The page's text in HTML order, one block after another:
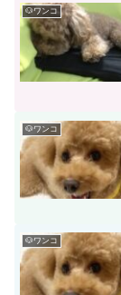
🐶ワンコ
🐶ワンコ
🐶ワンコ